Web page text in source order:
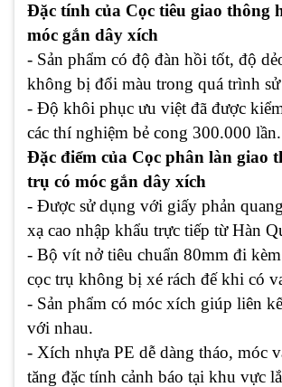
Đặc tính của Cọc tiêu giao thông
móc gắn dây xích
- Sản phẩm có độ đàn hồi tốt, độ
không bị đổi màu trong quá trình
- Độ khôi phục ưu việt đã được
các thí nghiệm bẻ cong 300.000 lần.
Đặc điểm của Cọc phân làn giao
trụ có móc gắn dây xích
- Được sử dụng với giấy phản
xạ cao nhập khẩu trực tiếp từ Hàn
- Bộ vít nở tiêu chuẩn 80mm đi
cọc trụ không bị xé rách đế khi có
- Sản phẩm có móc xích giúp liên
với nhau.
- Xích nhựa PE dễ dàng tháo, móc
tăng đặc tính cảnh báo tại khu vực